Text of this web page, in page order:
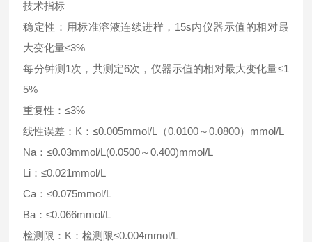
技术指标
稳定性：用标准溶液连续进样，15s内仪器示值的相对最
大变化量≤3%
每分钟测1次，共测定6次，仪器示值的相对最大变化量≤1
5%
重复性：≤3%
线性误差：K：≤0.005mmol/L（0.0100～0.0800）mmol/L
Na：≤0.03mmol/L(0.0500～0.400)mmol/L
Li：≤0.021mmol/L
Ca：≤0.075mmol/L
Ba：≤0.066mmol/L
检测限：K：检测限≤0.004mmol/L